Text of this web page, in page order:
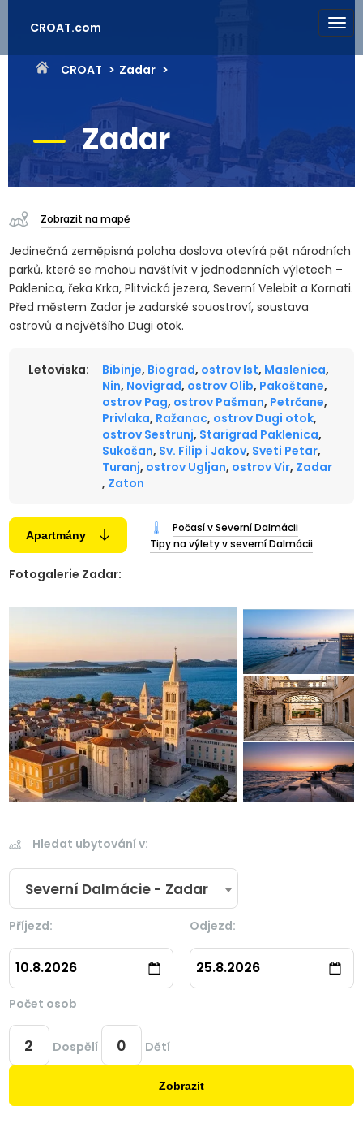
CROAT.com
CROAT Zadar
Zadar
Zobrazit na mapě
Jedinečná zeměpisná poloha doslova otevírá pět národních
parků, které se mohou navštívit v jednodenních výletech –
Paklenica, řeka Krka, Plitvická jezera, Severní Velebit a Kornati.
Před městem Zadar je zadarské souostroví, soustava
ostrovů a největšího Dugi otok.
Letoviska: Bibinje, Biograd, ostrov Ist, Maslenica,
Nin, Novigrad, ostrov Olib, Pakoštane,
ostrov Pag, ostrov Pašman, Petrčane,
Privlaka, Ražanac, ostrov Dugi otok,
ostrov Sestrunj, Starigrad Paklenica,
Sukošan, Sv. Filip i Jakov, Sveti Petar,
Turanj, ostrov Ugljan, ostrov Vir, Zadar
, Zaton
Apartmány
Počasí v Severní Dalmácii
Tipy na výlety v severní Dalmácii
Fotogalerie Zadar:
Hledat ubytování v:
Severní Dalmácie - Zadar
Příjezd:
10.8.2026
Odjezd:
25.8.2026
Počet osob
Dospělí Dětí
Zobrazit